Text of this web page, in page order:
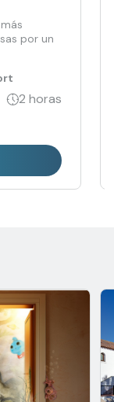
por un
2 horas